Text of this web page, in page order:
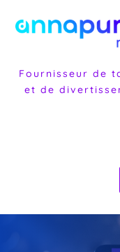
Fournisseur de
et de